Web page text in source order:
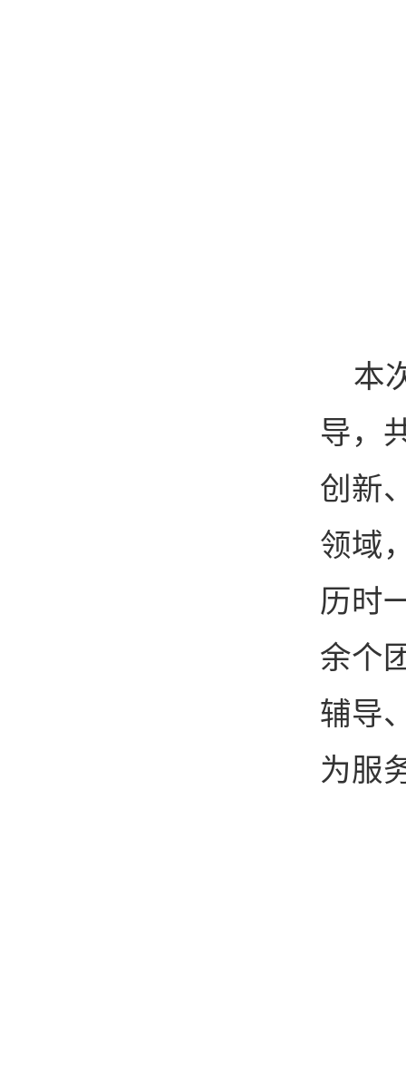
本
导，
创新
领域
历时
余个
辅导
为服